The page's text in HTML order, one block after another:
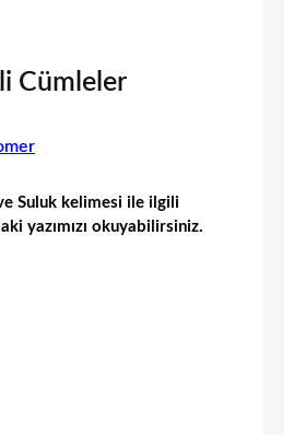
Cümleler
Suluk kelimesi ile ilgili
yazımızı okuyabilirsiniz.